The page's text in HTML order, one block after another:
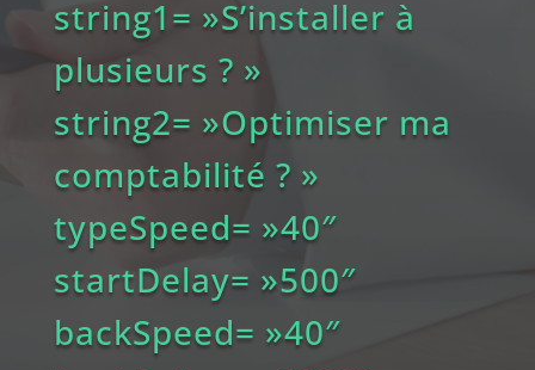
string1= »S’installer à
plusieurs ? »
string2= »Optimiser ma
comptabilité ? »
typeSpeed= »40″
startDelay= »500″
backSpeed= »40″